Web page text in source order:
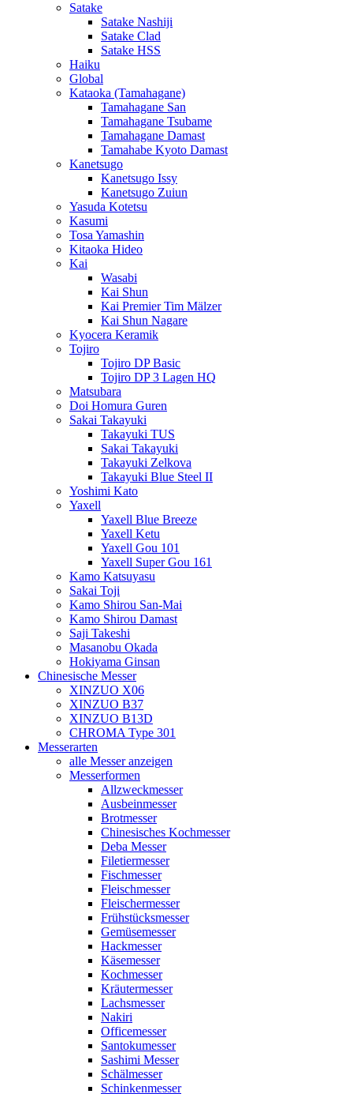
Satake
Satake Nashiji
Satake Clad
Satake HSS
Haiku
Global
Kataoka (Tamahagane)
Tamahagane San
Tamahagane Tsubame
Tamahagane Damast
Tamahabe Kyoto Damast
Kanetsugo
Kanetsugo Issy
Kanetsugo Zuiun
Yasuda Kotetsu
Kasumi
Tosa Yamashin
Kitaoka Hideo
Kai
Wasabi
Kai Shun
Kai Premier Tim Mälzer
Kai Shun Nagare
Kyocera Keramik
Tojiro
Tojiro DP Basic
Tojiro DP 3 Lagen HQ
Matsubara
Doi Homura Guren
Sakai Takayuki
Takayuki TUS
Sakai Takayuki
Takayuki Zelkova
Takayuki Blue Steel II
Yoshimi Kato
Yaxell
Yaxell Blue Breeze
Yaxell Ketu
Yaxell Gou 101
Yaxell Super Gou 161
Kamo Katsuyasu
Sakai Toji
Kamo Shirou San-Mai
Kamo Shirou Damast
Saji Takeshi
Masanobu Okada
Hokiyama Ginsan
Chinesische Messer
XINZUO X06
XINZUO B37
XINZUO B13D
CHROMA Type 301
Messerarten
alle Messer anzeigen
Messerformen
Allzweckmesser
Ausbeinmesser
Brotmesser
Chinesisches Kochmesser
Deba Messer
Filetiermesser
Fischmesser
Fleischmesser
Fleischermesser
Frühstücksmesser
Gemüsemesser
Hackmesser
Käsemesser
Kochmesser
Kräutermesser
Lachsmesser
Nakiri
Officemesser
Santokumesser
Sashimi Messer
Schälmesser
Schinkenmesser